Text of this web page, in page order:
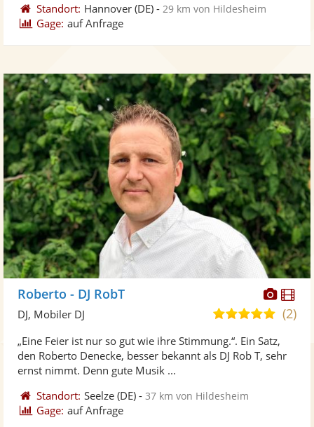
Standort: Hannover (DE) - 29 km von Hildesheim
Gage: auf Anfrage
Fotos
Roberto - DJ RobT
5,0
5
(2)
DJ, Mobiler DJ
„Eine Feier ist nur so gut wie ihre Stimmung.“. Ein Satz,
den Roberto Denecke, besser bekannt als DJ Rob T, sehr
ernst nimmt. Denn gute Musik ...
Standort: Seelze (DE) -37 km von Hildesheim
Gage: auf Anfrage